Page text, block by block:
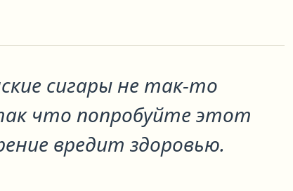
сигары не так-то
что попробуйте этот
вредит здоровью.